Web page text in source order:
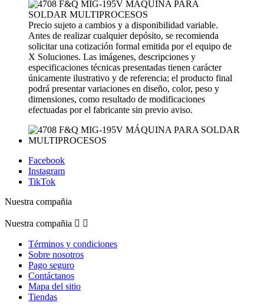
Precio sujeto a cambios y a disponibilidad variable.
Antes de realizar cualquier depósito, se recomienda
solicitar una cotización formal emitida por el equipo de
X Soluciones. Las imágenes, descripciones y
especificaciones técnicas presentadas tienen carácter
únicamente ilustrativo y de referencia; el producto final
podrá presentar variaciones en diseño, color, peso y
dimensiones, como resultado de modificaciones
efectuadas por el fabricante sin previo aviso.
Facebook
Instagram
TikTok
Nuestra compañia
Nuestra compañia  
Términos y condiciones
Sobre nosotros
Pago seguro
Contáctanos
Mapa del sitio
Tiendas